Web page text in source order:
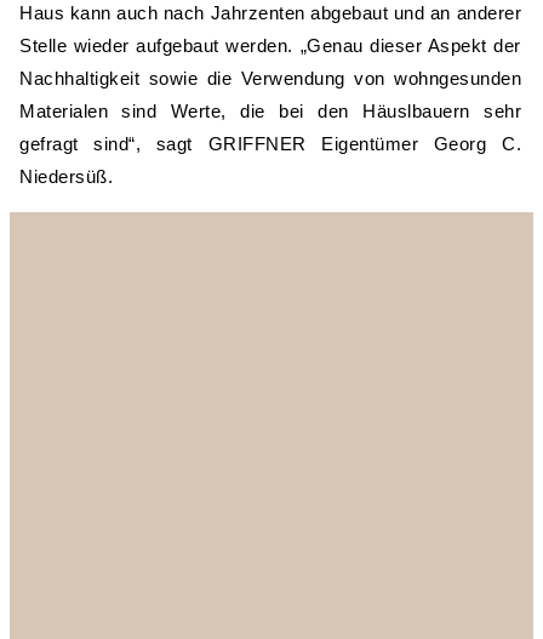
Haus kann auch nach Jahrzenten abgebaut und an anderer
Stelle wieder aufgebaut werden. „Genau dieser Aspekt der
Nachhaltigkeit sowie die Verwendung von wohngesunden
Materialen sind Werte, die bei den Häuslbauern sehr
gefragt sind“, sagt GRIFFNER Eigentümer Georg C.
Niedersüß.